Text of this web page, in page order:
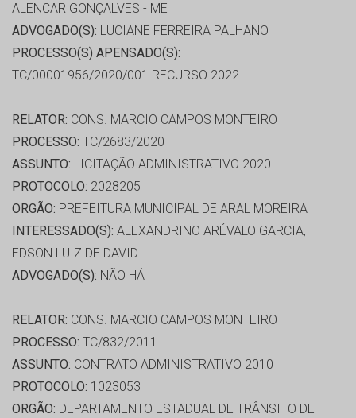
ALENCAR GONÇALVES - ME
ADVOGADO(S): LUCIANE FERREIRA PALHANO
PROCESSO(S) APENSADO(S):
TC/00001956/2020/001 RECURSO 2022
RELATOR: CONS. MARCIO CAMPOS MONTEIRO
PROCESSO: TC/2683/2020
ASSUNTO: LICITAÇÃO ADMINISTRATIVO 2020
PROTOCOLO: 2028205
ORGÃO: PREFEITURA MUNICIPAL DE ARAL MOREIRA
INTERESSADO(S): ALEXANDRINO ARÉVALO GARCIA,
EDSON LUIZ DE DAVID
ADVOGADO(S): NÃO HÁ
RELATOR: CONS. MARCIO CAMPOS MONTEIRO
PROCESSO: TC/832/2011
ASSUNTO: CONTRATO ADMINISTRATIVO 2010
PROTOCOLO: 1023053
ORGÃO: DEPARTAMENTO ESTADUAL DE TRÂNSITO DE